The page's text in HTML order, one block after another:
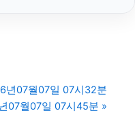
애견파양
년07월07일 07시32분
07월07일 07시45분 »